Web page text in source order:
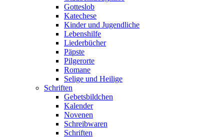
Gotteslob
Katechese
Kinder und Jugendliche
Lebenshilfe
Liederbücher
Päpste
Pilgerorte
Romane
Selige und Heilige
Schriften
Gebetsbildchen
Kalender
Novenen
Schreibwaren
Schriften